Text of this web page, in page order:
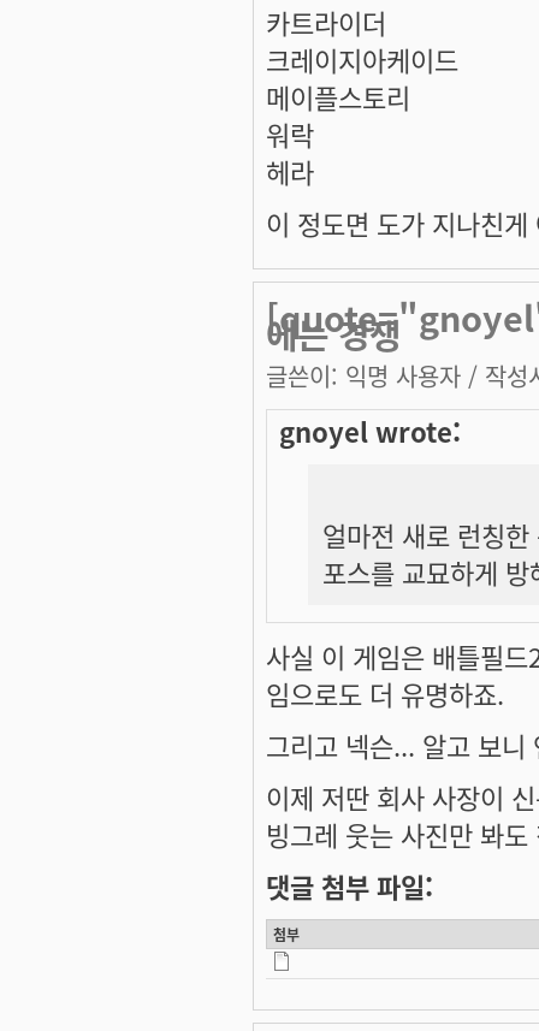
카트라이더
크레이지아케이드
메이플스토리
워락
헤라
이 정도면 도가 지나친
[quote="gnoyel"]
에는 경쟁
글쓴이: 익명 사용자 / 작성
gnoyel wrote:
얼마전 새로 런칭
포스를 교묘하게
사실 이 게임은 배틀필
임으로도 더 유명하죠.
그리고 넥슨... 알고 보니
이제 저딴 회사 사장이
빙그레 웃는 사진만 봐
댓글 첨부 파일:
첨부